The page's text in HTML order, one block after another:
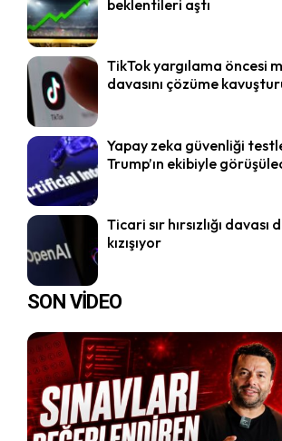
beklentileri aştı
TikTok yargılama öncesi
davasını çözüme
Yapay zeka güvenliği
Trump’ın ekibiyle
Ticari sır hırsızlığı davası
kızışıyor
SON VİDEO